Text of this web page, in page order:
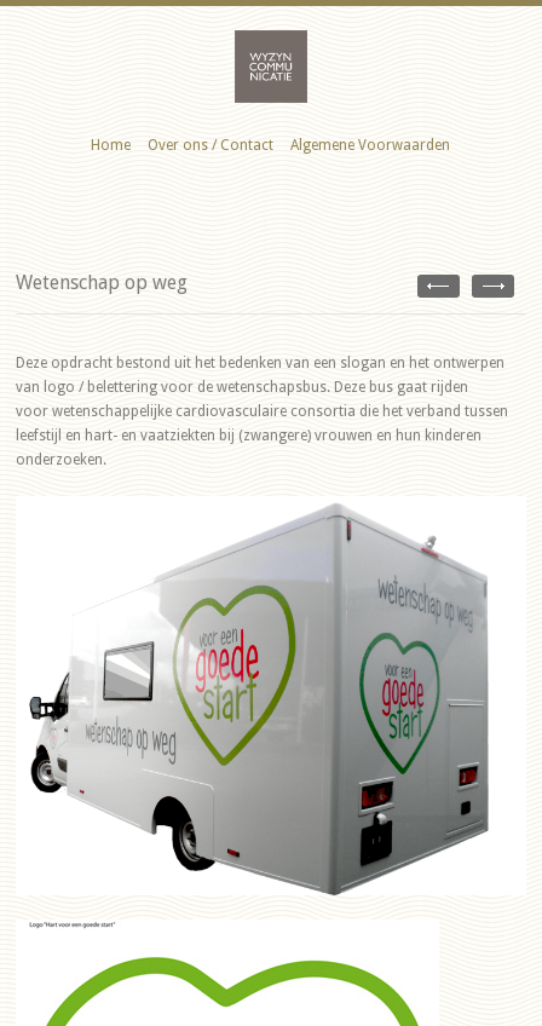
Home Over ons / Contact Algemene Voorwaarden
Wetenschap op weg
Deze opdracht bestond uit het bedenken van een slogan en het ontwerpen
van logo / belettering voor de wetenschapsbus. Deze bus gaat rijden
voor wetenschappelijke cardiovasculaire consortia die het verband tussen
leefstijl en hart- en vaatziekten bij (zwangere) vrouwen en hun kinderen
onderzoeken.